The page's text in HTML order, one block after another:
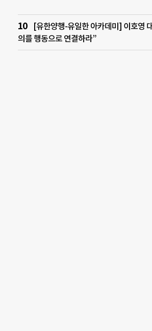
[유한양행-유일한 아카데미] 이호영
의를 행동으로 연결하라”